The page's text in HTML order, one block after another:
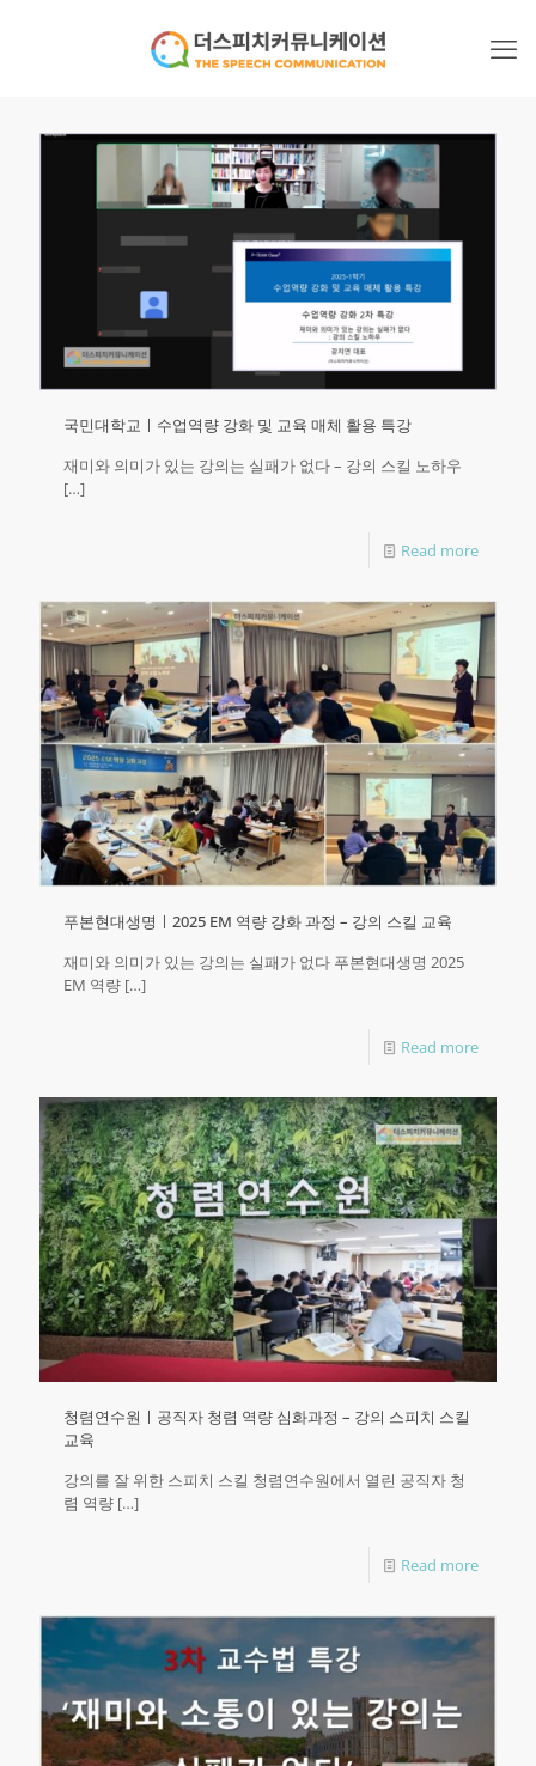
국민대학교ㅣ수업역량 강화 및 교육 매체 활용 특강
재미와 의미가 있는 강의는 실패가 없다 – 강의 스킬 노하우
[…]
Read more
푸본현대생명ㅣ2025 EM 역량 강화 과정 – 강의 스킬 교육
재미와 의미가 있는 강의는 실패가 없다 푸본현대생명 2025
EM 역량 […]
Read more
청렴연수원ㅣ공직자 청렴 역량 심화과정 – 강의 스피치 스킬
교육
강의를 잘 위한 스피치 스킬 청렴연수원에서 열린 공직자 청
렴 역량 […]
Read more